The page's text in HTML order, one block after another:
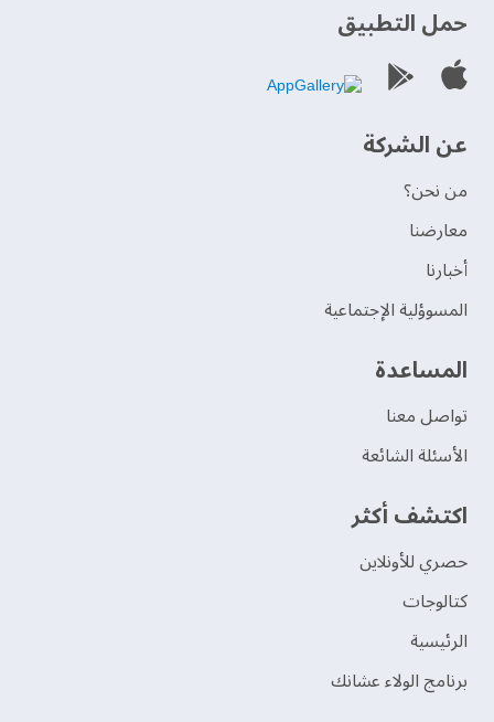
حمل التطبيق
عن الشركة
من نحن؟
‫معارضنا‬
‫أخبارنا‬
المسوؤلية الإجتماعية
‫المساعدة‬
تواصل معنا
الأسئلة الشائعة
اكتشف أكثر
حصري للأونلاين
‫كتالوجات‬
الرئيسية
برنامج الولاء عشانك